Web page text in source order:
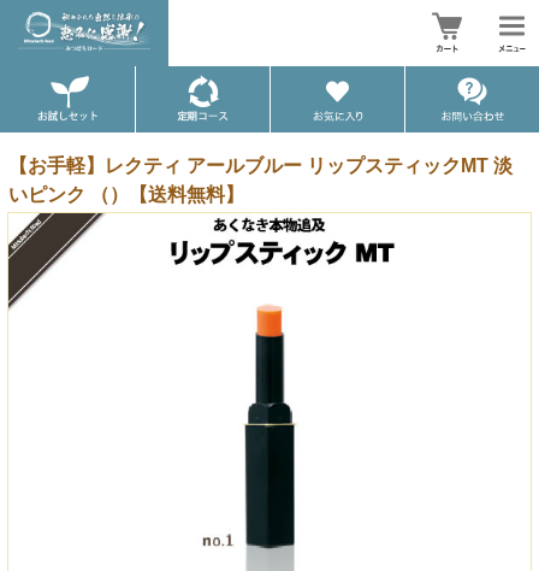
【お手軽】レクティ アールブルー リップスティックMT 淡
いピンク （）【送料無料】